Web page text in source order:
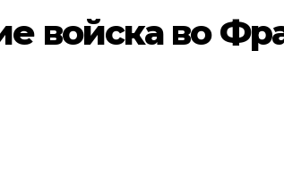
войска во